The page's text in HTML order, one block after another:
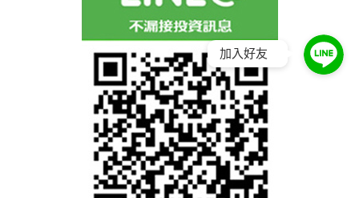
加入好友